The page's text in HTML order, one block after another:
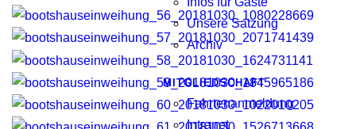
Unsere Satzung
Archiv
MITGLIEDSCHAFT
Fahrtenanmeldung
Intranet